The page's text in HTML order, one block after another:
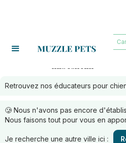
Retrouvez nos éducateurs pour
🥲 Nous n'avons pas encore
Nous faisons tout pour vous en
Je recherche une autre ville ici :